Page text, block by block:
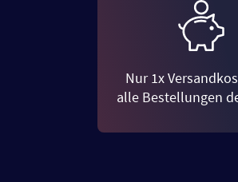
Nur 1x
alle Bestellungen